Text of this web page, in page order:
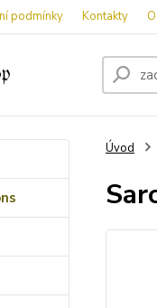
podmínky Kontakty
Úvod